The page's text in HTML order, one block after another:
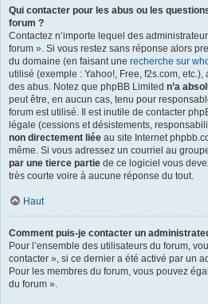
Qui contacter pour les abus ou les
forum ?
Contactez n’importe lequel des
forum ». Si vous restez sans réponse alors
du domaine (en faisant une recherche sur
utilisé (exemple : Yahoo!, Free, f2s.com,
des abus. Notez que phpBB Limited n’a
peut être, en aucun cas, tenu pour
forum est utilisé. Il est inutile de contacter
légale (cessions et désistements,
non directement liée au site Internet
même. Si vous adressez un courriel au
par une tierce partie de ce logiciel vous
très courte voire à aucune réponse du tout.
Haut
Comment puis-je contacter un
Pour l’ensemble des utilisateurs du forum,
contacter », si ce dernier a été activé par un
Pour les membres du forum, vous pouvez
du forum ».